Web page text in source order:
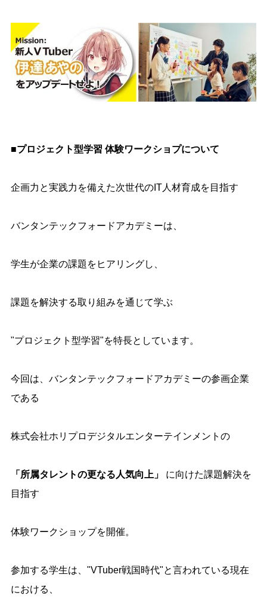
■プロジェクト型学習 体験ワークショプについて
企画力と実践力を備えた次世代の IT人材育成を目指す
バンタンテックフォードアカデミーは、
学生が企業の課題をヒアリングし、
課題を解決する取り組みを通じて学ぶ
"プロジェクト型学習"を特長としています。
今回は、バンタンテックフォードアカデミーの参画企業
である
株式会社ホリプロデジタルエンターテインメントの
「所属タレントの更なる人気向上」
に向けた課題解決を
目指す
体験ワークショップを開催。
参加する学生は、"VTuber戦国時代"と言われている現在
における、